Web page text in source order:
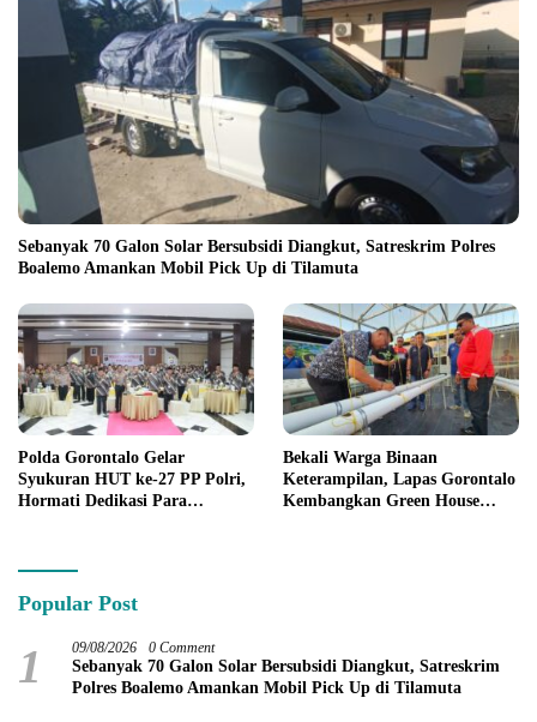
Sebanyak 70 Galon Solar Bersubsidi Diangkut, Satreskrim Polres
Boalemo Amankan Mobil Pick Up di Tilamuta
Polda Gorontalo Gelar
Syukuran HUT ke-27 PP Polri,
Hormati Dedikasi Para
Bekali Warga Binaan
Keterampilan, Lapas Gorontalo
Kembangkan Green House
Popular Post
1 09/08/2026 0 Comment
Sebanyak 70 Galon Solar Bersubsidi Diangkut, Satreskrim
Polres Boalemo Amankan Mobil Pick Up di Tilamuta